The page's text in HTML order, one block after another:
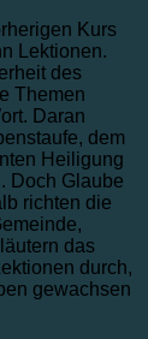
Kurs
Lektionen.
des
Themen
Daran
dem
Heiligung
Doch Glaube
richten die
das
durch,
gewachsen